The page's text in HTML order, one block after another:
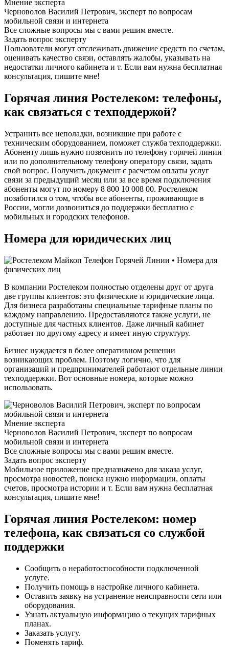
Мнение эксперта
Черноволов Василий Петрович, эксперт по вопросам
мобильной связи и интернета
Все сложные вопросы мы с вами решим вместе.
Задать вопрос эксперту
Пользователи могут отслеживать движение средств по счетам,
оценивать качество связи, оставлять жалобы, указывать на
недостатки личного кабинета и т. Если вам нужна бесплатная
консультация, пишите мне!
Горячая линия Ростелеком: телефоны,
как связаться с техподдержой?
Устранить все неполадки, возникшие при работе с
техническим оборудованием, поможет служба техподдержки.
Абоненту лишь нужно позвонить по телефону горячей линии
или по дополнительному телефону оператору связи, задать
свой вопрос. Получить документ с расчетом оплаты услуг
связи за предыдущий месяц или за все время подключения
абоненты могут по номеру 8 800 10 008 00. Ростелеком
позаботился о том, чтобы все абоненты, проживающие в
России, могли дозвониться до поддержки бесплатно с
мобильных и городских телефонов.
Номера для юридических лиц
В компании Ростелеком полностью отделены друг от друга
две группы клиентов: это физические и юридические лица.
Для бизнеса разработаны специальные тарифные планы по
каждому направлению. Предоставляются также услуги, не
доступные для частных клиентов. Даже личный кабинет
работает по другому адресу и имеет иную структуру.
Бизнес нуждается в более оперативном решении
возникающих проблем. Поэтому логично, что для
организаций и предпринимателей работают отдельные линии
техподдержки. Вот основные номера, которые можно
использовать.
Мнение эксперта
Черноволов Василий Петрович, эксперт по вопросам
мобильной связи и интернета
Все сложные вопросы мы с вами решим вместе.
Задать вопрос эксперту
Мобильное приложение предназначено для заказа услуг,
просмотра новостей, поиска нужно информации, оплаты
счетов, просмотра истории и т. Если вам нужна бесплатная
консультация, пишите мне!
Горячая линия Ростелеком: номер
телефона, как связаться со службой
поддержки
Сообщить о неработоспособности подключенной
услуге.
Получить помощь в настройке личного кабинета.
Оставить заявку на устранение неисправности сети или
оборудования.
Узнать актуальную информацию о текущих тарифных
планах.
Заказать услугу.
Поменять тариф.